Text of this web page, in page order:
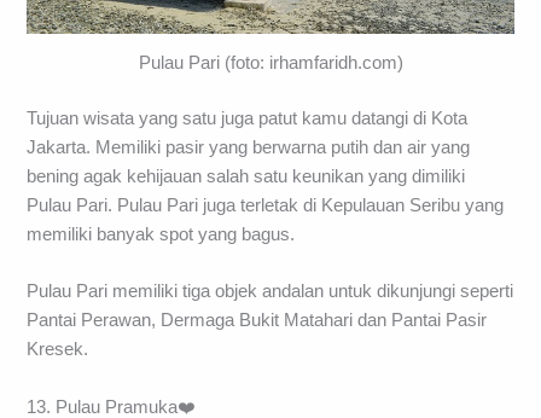
Pulau Pari (foto: irhamfaridh.com)
Tujuan wisata yang satu juga patut kamu datangi di Kota
Jakarta. Memiliki pasir yang berwarna putih dan air yang
bening agak kehijauan salah satu keunikan yang dimiliki
Pulau Pari. Pulau Pari juga terletak di Kepulauan Seribu yang
memiliki banyak spot yang bagus.
Pulau Pari memiliki tiga objek andalan untuk dikunjungi seperti
Pantai Perawan, Dermaga Bukit Matahari dan Pantai Pasir
Kresek.
13. Pulau Pramuka❤️